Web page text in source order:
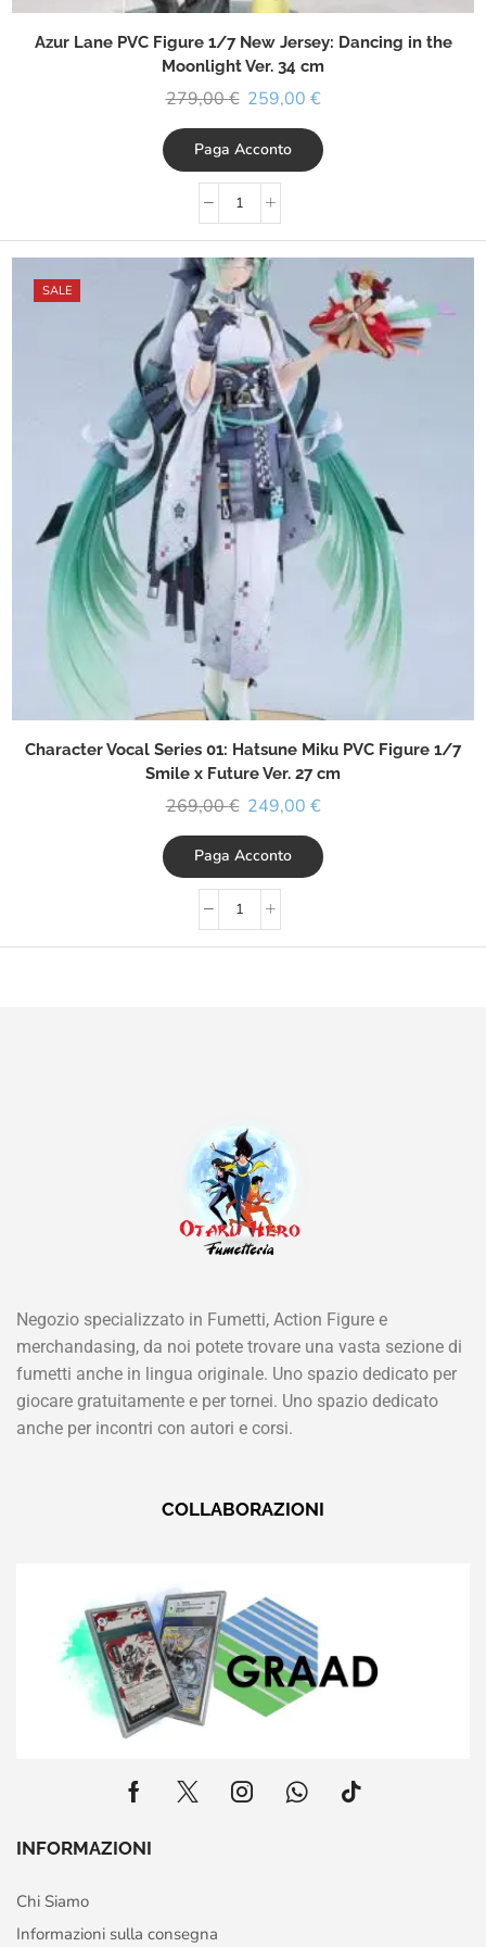
Azur Lane PVC Figure 1/7 New Jersey: Dancing in the
Moonlight Ver. 34 cm
279,00€ 259,00 €
Paga Acconto
SALE
Character Vocal Series 01: Hatsune Miku PVC Figure 1/7
Smile x Future Ver. 27 cm
269,00€ 249,00 €
Paga Acconto
Negozio specializzato in Fumetti, Action Figure e
merchandasing, da noi potete trovare una vasta sezione di
fumetti anche in lingua originale. Uno spazio dedicato per
giocare gratuitamente e per tornei. Uno spazio dedicato
anche per incontri con autori e corsi.
COLLABORAZIONI
INFORMAZIONI
Chi Siamo
Informazioni sulla consegna